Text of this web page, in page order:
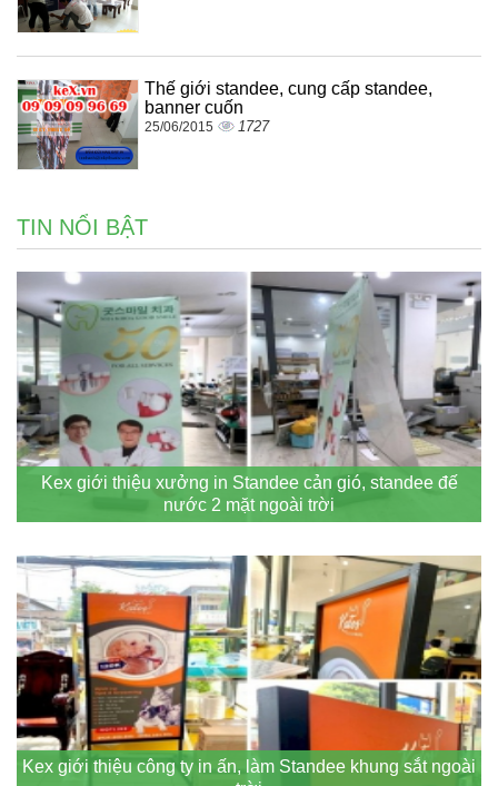
Thế giới standee, cung cấp standee,
banner cuốn
25/06/2015 1727
TIN NỔI BẬT
Kex giới thiệu xưởng in Standee cản gió, standee đế
nước 2 mặt ngoài trời
Kex giới thiệu công ty in ấn, làm Standee khung sắt ngoài